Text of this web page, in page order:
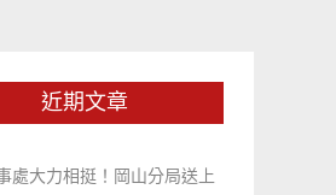
近期文章
處大力相挺！岡山分局送上